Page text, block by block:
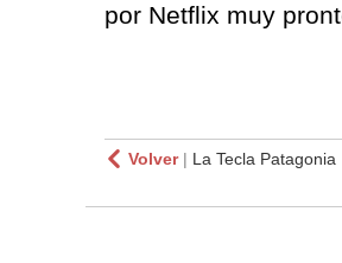
por Netflix muy
Volver| La Tecla Patagonia